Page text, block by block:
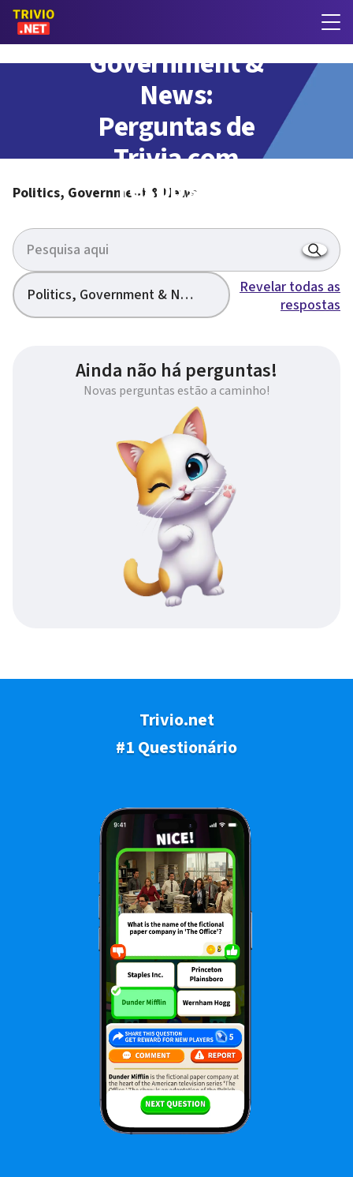
Government &
News:
Perguntas de
Trivia com
respostas
Politics, Government & News
Politics, Government & News
Revelar todas as
respostas
Ainda não há perguntas!
Novas perguntas estão a caminho!
Trivio.net
#1 Questionário